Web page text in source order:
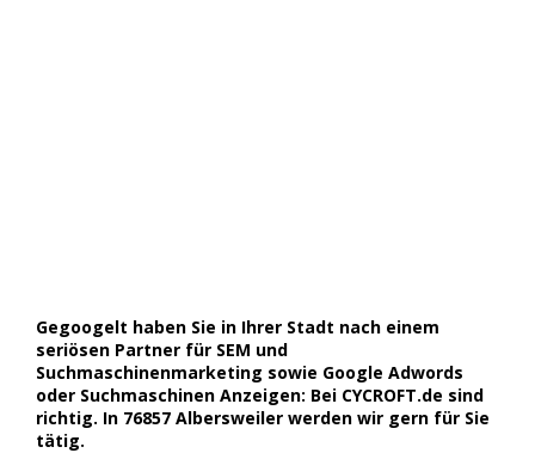
Gegoogelt haben Sie in Ihrer Stadt nach einem
seriösen Partner für SEM und
Suchmaschinenmarketing sowie Google Adwords
oder Suchmaschinen Anzeigen: Bei CYCROFT.de sind
richtig. In 76857 Albersweiler werden wir gern für Sie
tätig.